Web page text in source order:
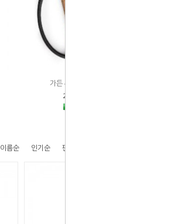
가든 씨저 월넛 (S)
29,000원
이름순 인기순 판매순